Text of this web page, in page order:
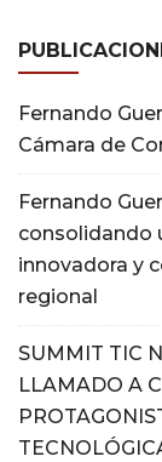
Fernando
Cámara de
Fernando
consolidando
innovadora y
regional
SUMMIT TIC
LLAMADO A